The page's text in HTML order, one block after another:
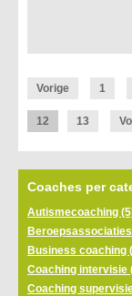
Vorige 1
12 13
Coaches per
Autismecoaching
Business coaching
Coaching intervisie
Coaching